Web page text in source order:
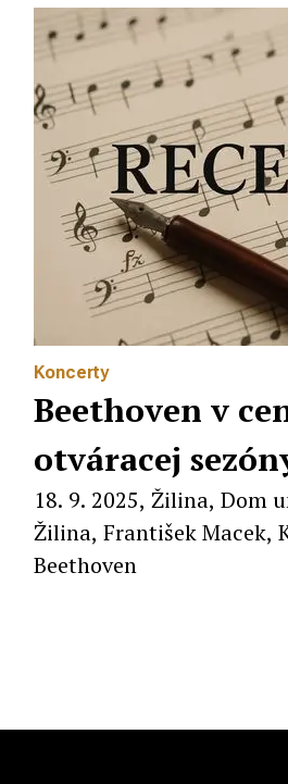
Koncerty
Beethoven v
otváracej
18. 9. 2025, Žilina, Dom
Žilina, František Macek,
Beethoven